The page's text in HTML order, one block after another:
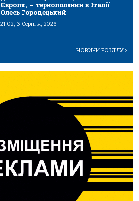
Європи, – тернополянин в Італії
Олесь Городецький
21:02, 3 Серпня, 2026
НОВИНИ РОЗДІЛУ>